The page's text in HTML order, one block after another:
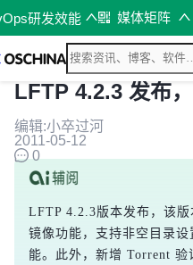
研发效能 媒体矩阵
LFTP 4.2.3 发布
编辑:小卒过河
2011-05-12
0
LFTP 4.2.3版本发布，该
镜像功能，支持非空目录
能。此外，新增 Torrent